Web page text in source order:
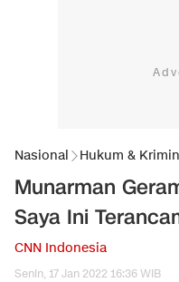
Nasional Hukum &
Munarman
Saya Ini
CNN Indonesia
Senin, 17 Jan 2022 16:36 WIB